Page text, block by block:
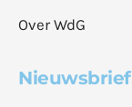
Over WdG
Nieuwsbrief